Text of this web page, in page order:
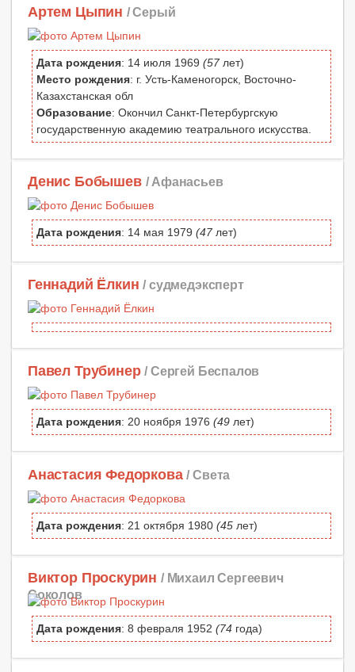
Артем Цыпин / Серый
Дата рождения: 14 июля 1969 (57лет)
Место рождения: г. Усть-Каменогорск, Восточно-
Казахстанская обл
Образование: Окончил Санкт-Петербургскую
государственную академию театрального искусства.
Денис Бобышев / Афанасьев
Дата рождения: 14 мая 1979 (47лет)
Геннадий Ёлкин / судмедэксперт
Павел Трубинер / Сергей Беспалов
Дата рождения: 20 ноября 1976 (49 лет)
Анастасия Федоркова / Света
Дата рождения: 21 октября 1980 (45 лет)
Виктор Проскурин / Михаил Сергеевич
Соколов
Дата рождения: 8 февраля 1952 (74 года)